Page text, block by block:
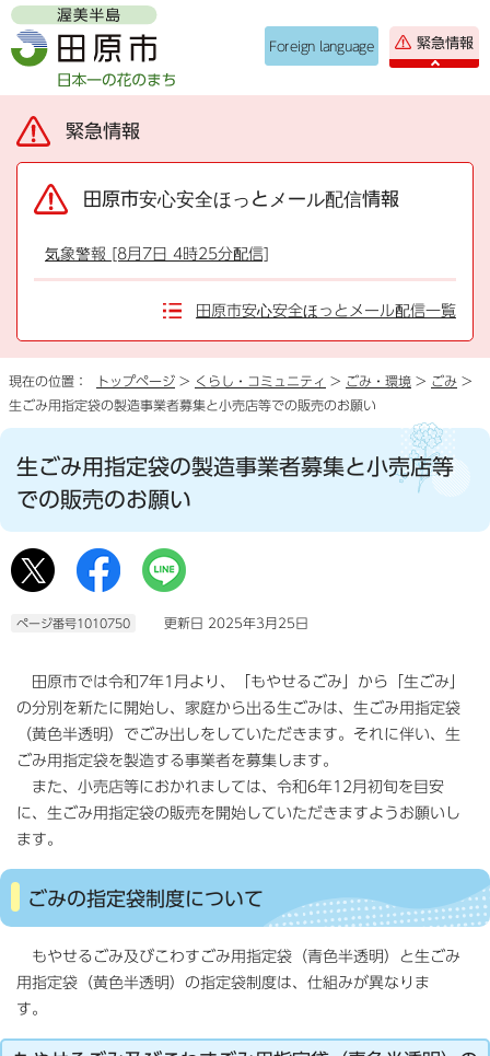
Foreign language 緊急情報
緊急情報
田原市安心安全ほっとメール配信情報
気象警報 [8月7日 4時25分配信]
田原市安心安全ほっとメール配信一覧
現在の位置： トップページ > くらし・コミュニティ > ごみ・環境 > ごみ >
生ごみ用指定袋の製造事業者募集と小売店等での販売のお願い
生ごみ用指定袋の製造事業者募集と小売店等
での販売のお願い
ページ番号1010750 更新日 2025年3月25日
田原市では令和7年1月より、「もやせるごみ」から「生ごみ」
の分別を新たに開始し、家庭から出る生ごみは、生ごみ用指定袋
（黄色半透明）でごみ出しをしていただきます。それに伴い、生
ごみ用指定袋を製造する事業者を募集します。
また、小売店等におかれましては、令和6年12月初旬を目安
に、生ごみ用指定袋の販売を開始していただきますようお願いし
ます。
ごみの指定袋制度について
もやせるごみ及びこわすごみ用指定袋（青色半透明）と生ごみ
用指定袋（黄色半透明）の指定袋制度は、仕組みが異なりま
す。